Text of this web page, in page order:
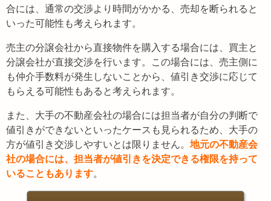
合には、通常の交渉より時間がかかる、売却を断られると
いった可能性も考えられます。
売主の分譲会社から直接物件を購入する場合には、買主と
分譲会社が直接交渉を行います。この場合には、売主側に
も仲介手数料が発生しないことから、値引き交渉に応じて
もらえる可能性もあると考えられます。
また、大手の不動産会社の場合には担当者が自分の判断で
値引きができないといったケースも見られるため、大手の
方が値引き交渉しやすいとは限りません。 地元の不動産会
社の場合には、担当者が値引きを決定できる権限を持って
いることもあります。